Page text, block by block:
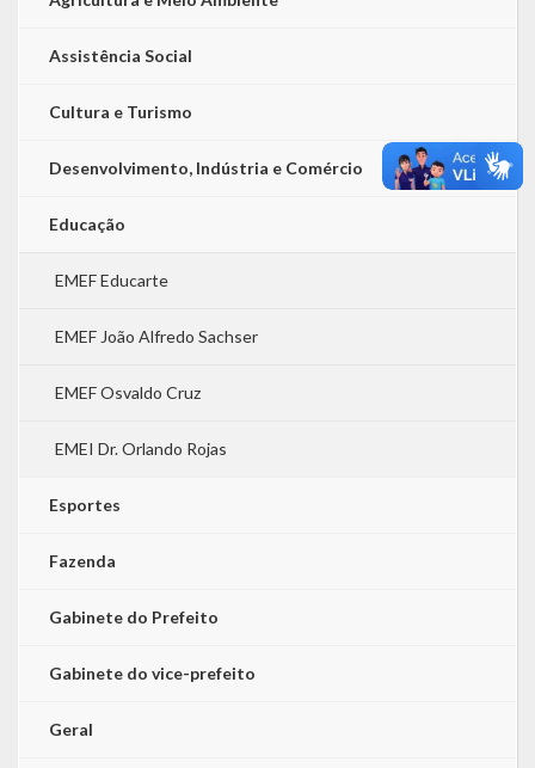
Assistência Social
Cultura e Turismo
Desenvolvimento, Indústria e Comércio
Educação
EMEF Educarte
EMEF João Alfredo Sachser
EMEF Osvaldo Cruz
EMEI Dr. Orlando Rojas
Esportes
Fazenda
Gabinete do Prefeito
Gabinete do vice-prefeito
Geral